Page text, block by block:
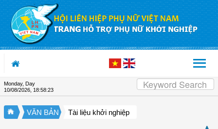
Skip to Content
Monday, Day
10/08/2026 18:58:24
VĂN BẢN Tài liệu khởi nghiệp